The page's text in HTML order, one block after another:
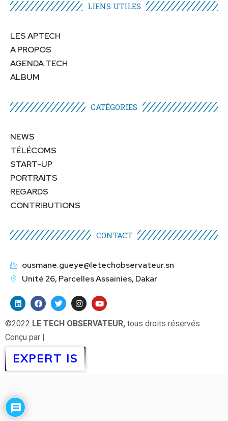
LIENS UTILES​
LES APTECH
A PROPOS
AGENDA TECH
ALBUM
CATÉGORIES​
NEWS
TÉLÉCOMS
START-UP
PORTRAITS
REGARDS
CONTRIBUTIONS
CONTACT
ousmane.gueye@letechobservateur.sn
Unité 26, Parcelles Assainies, Dakar
©2022 LE TECH OBSERVATEUR, tous droits réservés.
Conçu par |
EXPERT IS